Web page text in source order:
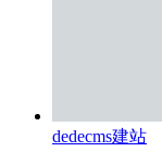
dedecms建站